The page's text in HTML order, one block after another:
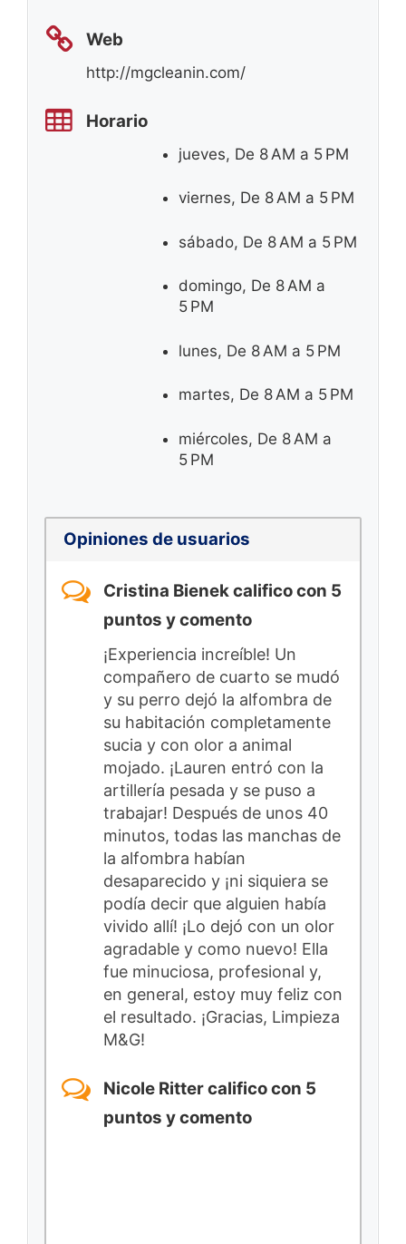
Web
http://mgcleanin.com/
Horario
jueves, De 8 AM a 5 PM
viernes, De 8 AM a 5 PM
sábado, De 8 AM a 5 PM
domingo, De 8 AM a
5 PM
lunes, De 8 AM a 5 PM
martes, De 8 AM a 5 PM
miércoles, De 8 AM a
5 PM
Opiniones de usuarios
Cristina Bienek califico con 5
puntos y comento
¡Experiencia increíble! Un
compañero de cuarto se mudó
y su perro dejó la alfombra de
su habitación completamente
sucia y con olor a animal
mojado. ¡Lauren entró con la
artillería pesada y se puso a
trabajar! Después de unos 40
minutos, todas las manchas de
la alfombra habían
desaparecido y ¡ni siquiera se
podía decir que alguien había
vivido allí! ¡Lo dejó con un olor
agradable y como nuevo! Ella
fue minuciosa, profesional y,
en general, estoy muy feliz con
el resultado. ¡Gracias, Limpieza
M&G!
Nicole Ritter califico con 5
puntos y comento